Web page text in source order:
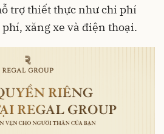
trợ thiết thực như chi phí
xăng xe và điện thoại.